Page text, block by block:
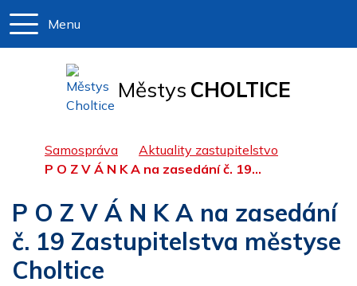
Menu
Městys CHOLTICE
Úvodní stránka
Samospráva
Aktuality zastupitelstvo
P O Z V Á N K A na zasedání č. 19...
P O Z V Á N K A na zasedání
č. 19 Zastupitelstva městyse
Choltice